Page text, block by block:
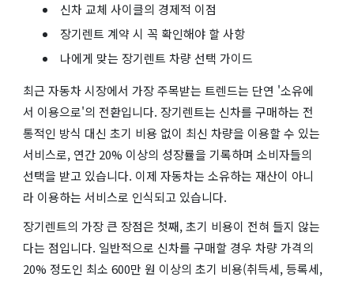
신차 교체 사이클의 경제적 이점
장기렌트 계약 시 꼭 확인해야 할 사항
나에게 맞는 장기렌트 차량 선택 가이드
최근 자동차 시장에서 가장 주목받는 트렌드는 단연 '소유에
서 이용으로'의 전환입니다. 장기렌트는 신차를 구매하는 전
통적인 방식 대신 초기 비용 없이 최신 차량을 이용할 수 있는
서비스로, 연간 20% 이상의 성장률을 기록하며 소비자들의
선택을 받고 있습니다. 이제 자동차는 소유하는 재산이 아니
라 이용하는 서비스로 인식되고 있습니다.
장기렌트의 가장 큰 장점은 첫째, 초기 비용이 전혀 들지 않는
다는 점입니다. 일반적으로 신차를 구매할 경우 차량 가격의
20% 정도인 최소 600만 원 이상의 초기 비용(취득세, 등록세,